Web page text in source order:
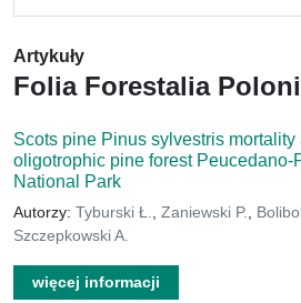
Artykuły
Folia Forestalia
Scots pine Pinus sylvestris mortality
oligotrophic pine forest Peucedano-
National Park
Autorzy: Tyburski Ł. Zaniewski P.
Szczepkowski A.
więcej informacji